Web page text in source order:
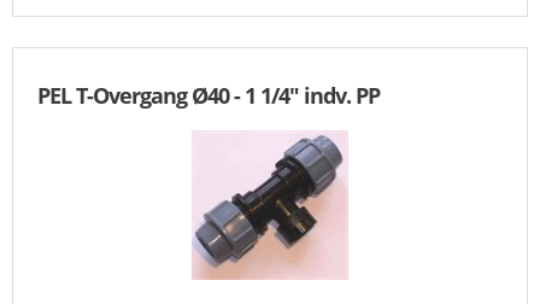
PEL T-Overgang Ø40 - 1 1/4" indv. PP